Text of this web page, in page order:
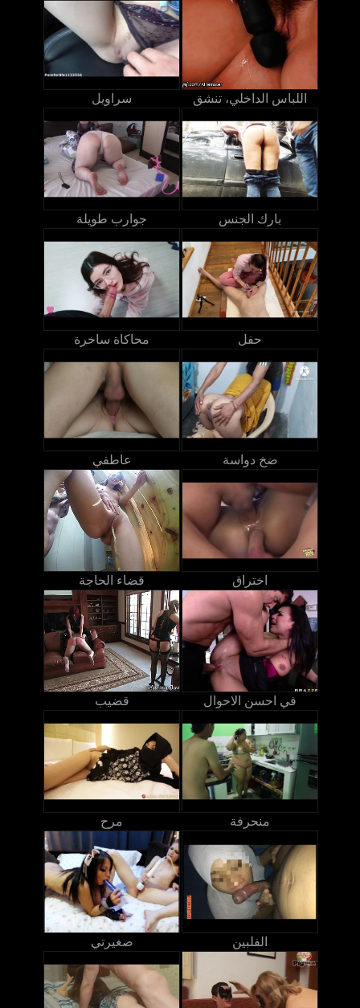
سراويل اللباس الداخلي، تنشق
جوارب طويلة بارك الجنس
محاكاة ساخرة حفل
عاطفي ضخ دواسة
قضاء الحاجة اختراق
قضيب في احسن الاحوال
مرح منحرفة
صغيرتي الفلبين